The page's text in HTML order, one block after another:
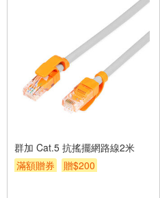
群加 Cat.5 抗搖擺網路線2米
滿額贈券
贈$200